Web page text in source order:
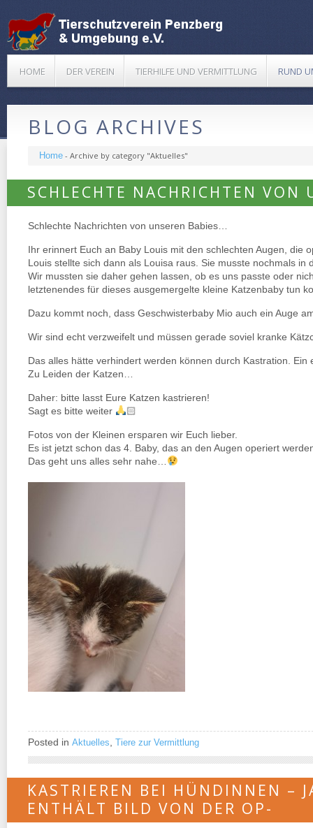
HOME DER VEREIN TIERHILFE UND VERMITTLUNG RUND
BLOG ARCHIVES
Home - Archive by category "Aktuelles"
SCHLECHTE NACHRICHTEN VON
Schlechte Nachrichten von unseren Babies…
Ihr erinnert Euch an Baby Louis mit den schlechten Augen, die
Louis stellte sich dann als Louisa raus. Sie musste nochmals
Wir mussten sie daher gehen lassen, ob es uns passte oder
letztenendes für dieses ausgemergelte kleine Katzenbaby tun
Dazu kommt noch, dass Geschwisterbaby Mio auch ein Auge
Wir sind echt verzweifelt und müssen gerade soviel kranke
Das alles hätte verhindert werden können durch Kastration.
Zu Leiden der Katzen…
Daher: bitte lasst Eure Katzen kastrieren!
Sagt es bitte weiter
🏻
Fotos von der Kleinen ersparen wir Euch lieber.
Es ist jetzt schon das 4. Baby, das an den Augen operiert
Das geht uns alles sehr nahe…
Posted in Aktuelles Tiere zur Vermittlung
KASTRIEREN BEI HÜNDINNEN –
ENTHÄLT BILD VON DER OP-